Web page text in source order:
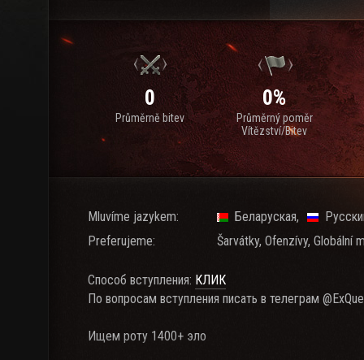
0
Průměrně bitev
0%
Průměrný poměr
Vítězství/Bitev
Mluvíme jazykem: Беларуская
Preferujeme:
Šarvátky, Ofenzívy, Globální
Способ вступления: КЛИК
По вопросам вступления писать в телеграм
Ищем роту 1400+ эло